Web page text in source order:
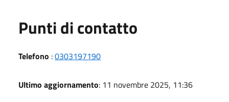
Punti di contatto
Telefono :0303197190
Ultimo aggiornamento: 11 novembre 2025, 11:36